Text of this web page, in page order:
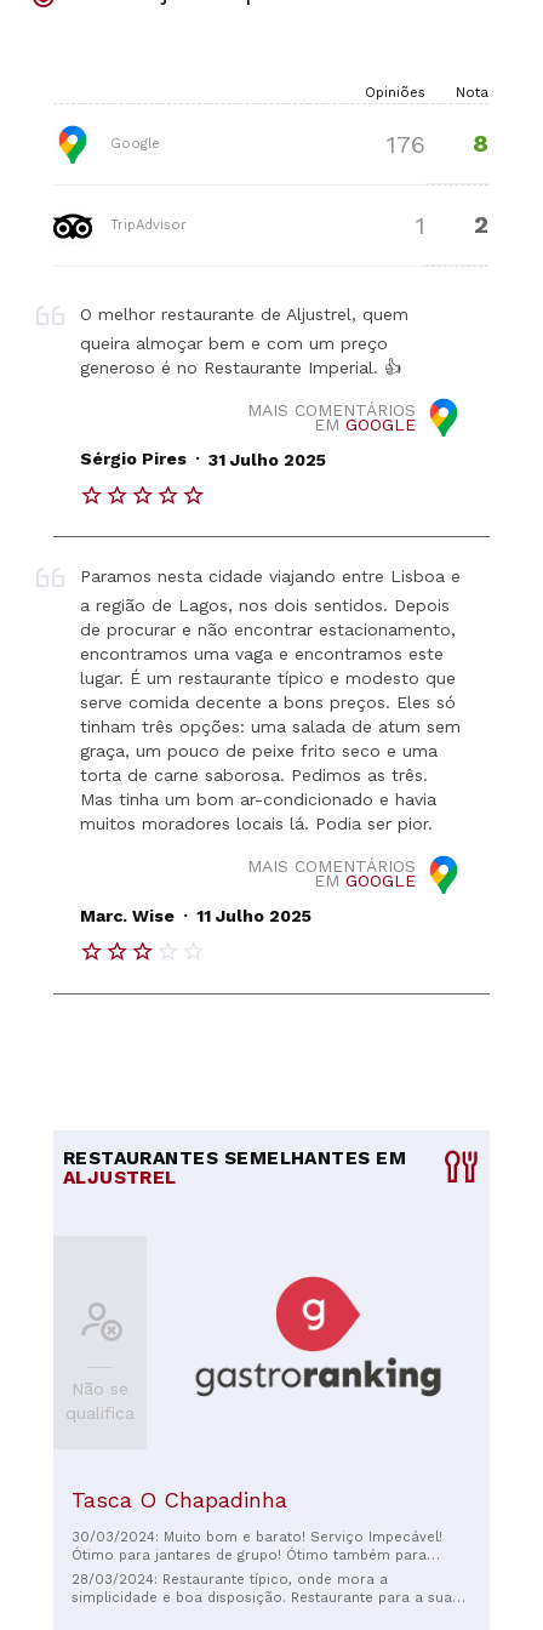
Opiniões Nota
Google 176 8
TripAdvisor 1 2
O melhor restaurante de Aljustrel, quem
queira almoçar bem e com um preço
generoso é no Restaurante Imperial. 👍
MAIS COMENTÁRIOS
EM GOOGLE
Sérgio Pires . 31 Julho 2025
Paramos nesta cidade viajando entre Lisboa e
a região de Lagos, nos dois sentidos. Depois
de procurar e não encontrar estacionamento,
encontramos uma vaga e encontramos este
lugar. É um restaurante típico e modesto que
serve comida decente a bons preços. Eles só
tinham três opções: uma salada de atum sem
graça, um pouco de peixe frito seco e uma
torta de carne saborosa. Pedimos as três.
Mas tinha um bom ar-condicionado e havia
muitos moradores locais lá. Podia ser pior.
MAIS COMENTÁRIOS
EM GOOGLE
Marc. Wise . 11 Julho 2025
RESTAURANTES SEMELHANTES EM
ALJUSTREL
Não se
qualifica
Tasca O Chapadinha
30/03/2024: Muito bom e barato! Serviço Impecável!
Ótimo para jantares de grupo! Ótimo também para
comer diariamente. Caso esteja à procura de um
restaurante para comer rápido, bem e barato sem
dúvida que vai ser a escolha certa. Se quiser algo mais
28/03/2024: Restaurante típico, onde mora a
simplicidade e boa disposição. Restaurante para a sua